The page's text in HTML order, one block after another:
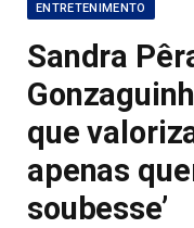
ENTRETENIMENTO
Sandra
que
apenas
soubesse’